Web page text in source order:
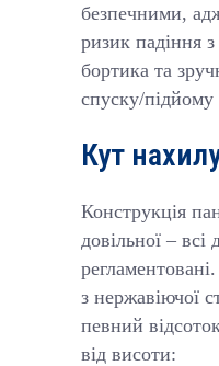
безпечними,
ризик падіння
бортика та
спуску/
Кут
Конструкція
довільної – всі
з нержавіючої
певний
від висоти: